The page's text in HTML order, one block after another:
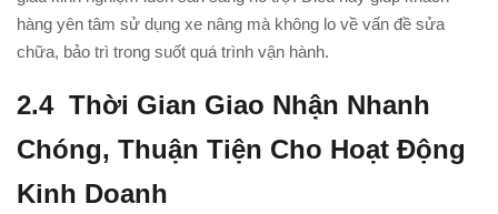
hàng yên tâm sử dụng xe nâng mà không lo về vấn đề sửa
chữa, bảo trì trong suốt quá trình vận hành.
2.4 Thời Gian Giao Nhận Nhanh
Chóng, Thuận Tiện Cho Hoạt Động
Kinh Doanh